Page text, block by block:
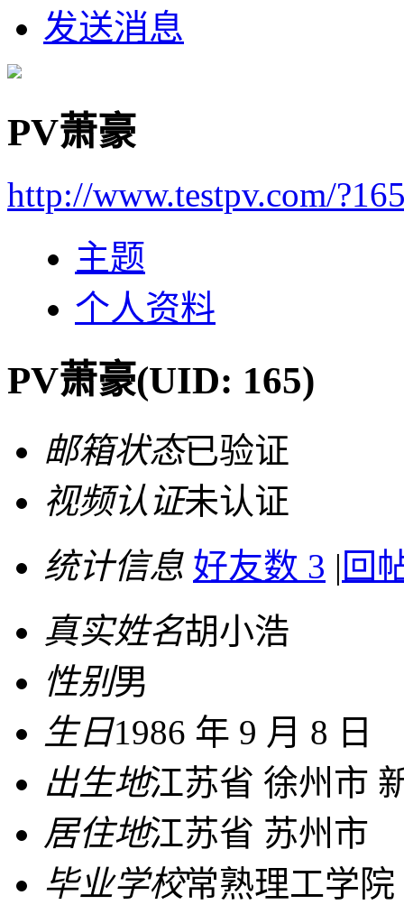
发送消息
PV萧豪
http://www.testpv.com/
主题
个人资料
PV萧豪(UID: 165)
邮箱状态已验证
视频认证未认证
统计信息 好友数 3 | 回
真实姓名胡小浩
性别男
生日1986 年 9 月 8 日
出生地江苏省 徐州市
居住地江苏省 苏州市
毕业学校常熟理工学院